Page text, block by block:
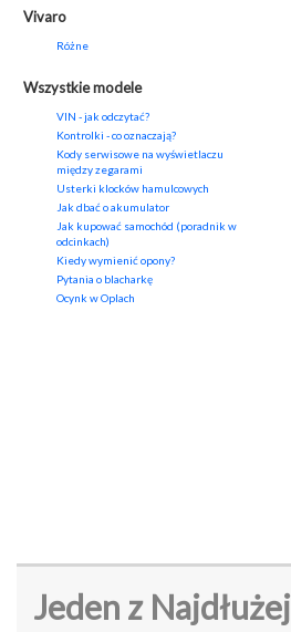
Vivaro
Różne
Wszystkie modele
VIN - jak odczytać?
Kontrolki - co oznaczają?
Kody serwisowe na wyświetlaczu
między zegarami
Usterki klocków hamulcowych
Jak dbać o akumulator
Jak kupować samochód (poradnik w
odcinkach)
Kiedy wymienić opony?
Pytania o blacharkę
Ocynk w Oplach
Jeden z Najdłużej